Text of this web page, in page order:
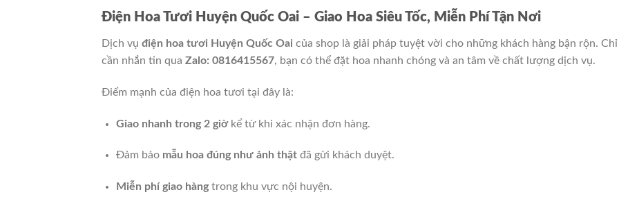
Điện Hoa Tươi Huyện Quốc Oai – Giao Hoa Siêu Tốc, Miễn Phí Tận Nơi
Dịch vụ điện hoa tươi Huyện Quốc Oai của shop là giải pháp tuyệt vời cho những khách hàng bận rộn. Chỉ
cần nhắn tin qua Zalo: 0816415567, bạn có thể đặt hoa nhanh chóng và an tâm về chất lượng dịch vụ.
Điểm mạnh của điện hoa tươi tại đây là:
Giao nhanh trong 2 giờkể từ khi xác nhận đơn hàng.
Đảm bảo mẫu hoa đúng như ảnh thậtđã gửi khách duyệt.
Miễn phí giao hàngtrong khu vực nội huyện.